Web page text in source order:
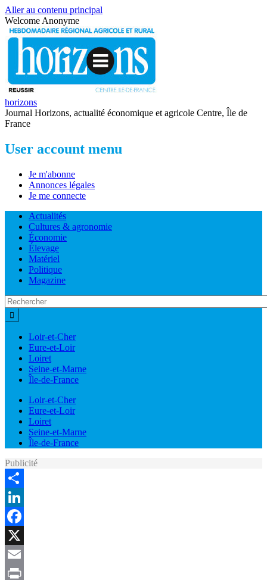
Aller au contenu principal
Welcome Anonyme
horizons
Journal Horizons, actualité économique et agricole Centre, Île de
France
User account menu
Je m'abonne
Annonces légales
Je me connecte
Actualités
Cultures & agronomie
Économie
Élevage
Matériel
Politique
Magazine
Loir-et-Cher
Eure-et-Loir
Loiret
Seine-et-Marne
Île-de-France
Loir-et-Cher
Eure-et-Loir
Loiret
Seine-et-Marne
Île-de-France
Publicité
Share
LinkedIn
Facebook
X
Email